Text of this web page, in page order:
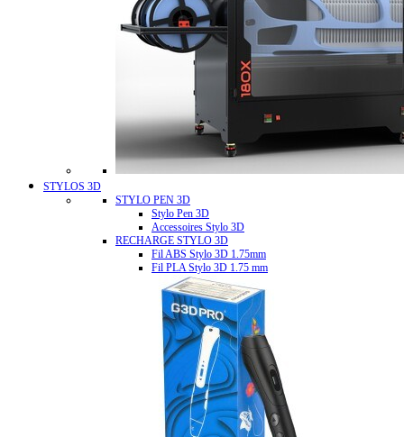
STYLOS 3D
STYLO PEN 3D
Stylo Pen 3D
Accessoires Stylo 3D
RECHARGE STYLO 3D
Fil ABS Stylo 3D 1.75mm
Fil PLA Stylo 3D 1.75 mm